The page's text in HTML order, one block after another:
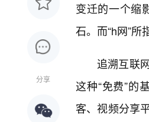
分享
变迁的一个缩
石。而“h网”
追溯互联
这种“免费”的
客、视频分享